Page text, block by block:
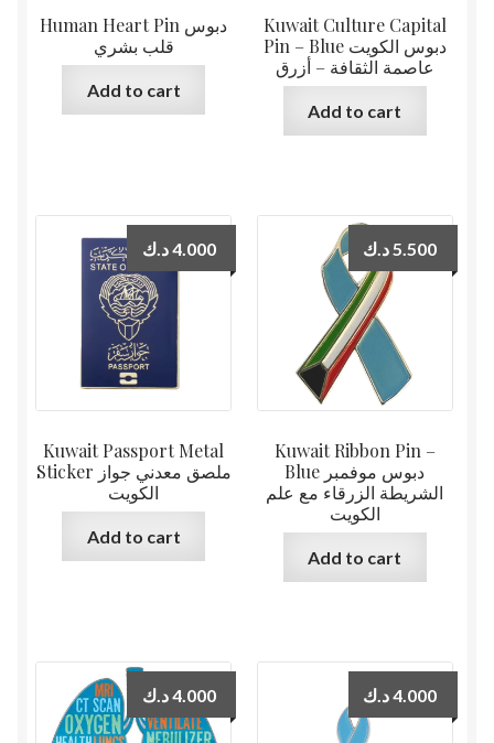
Human Heart Pin دبوس
قلب بشري
Add to cart
Kuwait Culture Capital
Pin – Blue دبوس الكويت
عاصمة الثقافة – أزرق
Add to cart
Kuwait Passport Metal
Sticker ملصق معدني جواز
الكويت
4.000د.ك
Add to cart
Kuwait Ribbon Pin –
Blue دبوس موفمبر
الشريطة الزرقاء مع علم
الكويت
5.500د.ك
Add to cart
4.000د.ك 4.000د.ك